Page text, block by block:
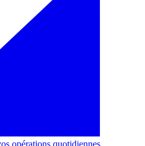
opérations quotidiennes